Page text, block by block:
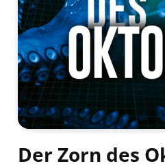
Der Zorn des